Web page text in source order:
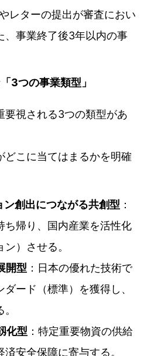
レターの提出が審査におい
、事業終了後3年以内の事
3つの事業類型」
要視される3つの類型があ
どこに当てはまるかを明確
ン創出につながる共創型 ：
ち帰り、国内産業を活性化
ン）させる。
開型 ：日本の優れた技術で
ード（標準）を獲得し、
化型 ：特定重要物資の供給
安全保障に寄与する。